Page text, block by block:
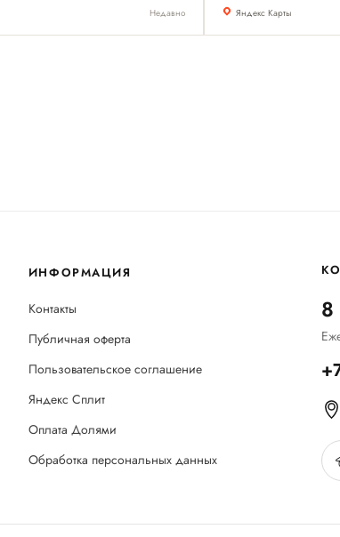
Недавно Яндекс Карты
ИНФОРМАЦИЯ
Контакты
Публичная оферта
Пользовательское соглашение
Яндекс Сплит
Оплата Долями
Обработка персональных данных
8